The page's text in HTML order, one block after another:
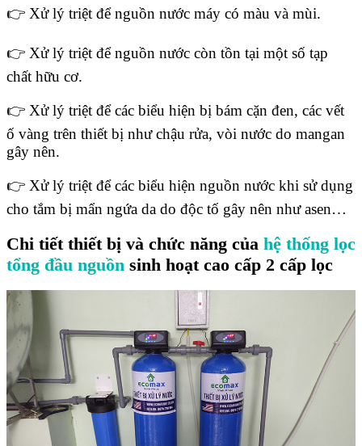
👉 Xử lý triệt để nguồn nước máy có màu và mùi.
👉 Xử lý triệt để nguồn nước còn tồn tại một số tạp
chất hữu cơ.
👉 Xử lý triệt để các biểu hiện bị bám cặn đen, các vết
ố vàng trên thiết bị như chậu rửa, vòi nước do mangan
gây nên.
👉 Xử lý triệt để các biểu hiện nguồn nước khi sử dụng
cho tắm bị mẩn ngứa da do độc tố gây nên như asen…
Chi tiết thiết bị và chức năng của hệ thống lọc
tổng đầu nguồn sinh hoạt cao cấp 2 cấp lọc